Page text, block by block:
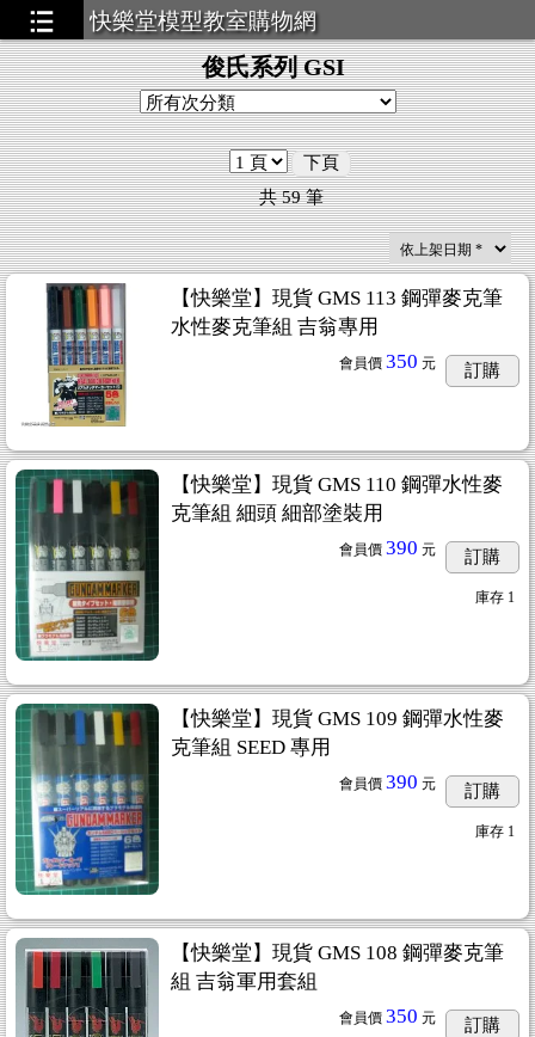
快樂堂模型教室購物網
騎士)...2
俊氏系列 GSI
下頁
共59筆
【快樂堂】現貨 GMS 113 鋼彈麥克筆
水性麥克筆組 吉翁專用
會員價 350 元 訂購
【快樂堂】現貨 GMS 110 鋼彈水性麥
克筆組 細頭 細部塗裝用
會員價 390 元 訂購
庫存 1
【快樂堂】現貨 GMS 109 鋼彈水性麥
克筆組 SEED 專用
會員價 390 元 訂購
庫存 1
【快樂堂】現貨 GMS 108 鋼彈麥克筆
組 吉翁軍用套組
會員價 350 元 訂購